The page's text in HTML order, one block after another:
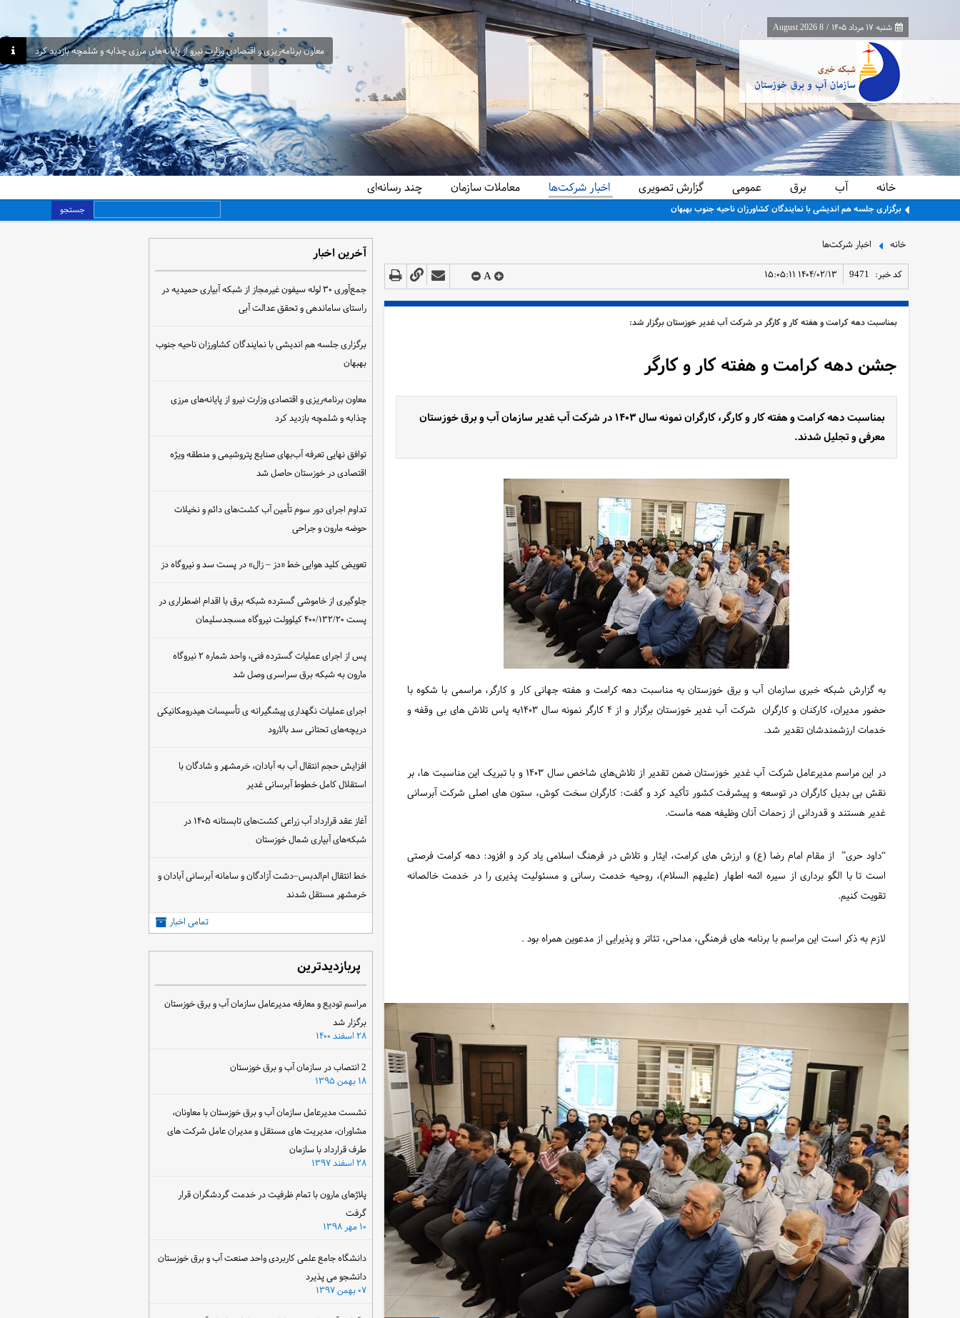
شنبه ۱۷ مرداد ۱۴۰۵ /
8 August 2026
معاون برنامه‌ریزی و اقتصادی وزارت نیرو از پایانه‌های مرزی چذابه و شلمچه بازدید کرد
خانه آب برق عمومی گزارش تصویری اخبار شرکت‌ها معاملات سازمان چند رسانه‌ای
برگزاری جلسه هم اندیشی با نمایندگان کشاورزان ناحیه جنوب بهبهان جستجو
خانه اخبار شرکت‌ها
کد خبر: 9471 ۱۴۰۴/۰۲/۱۳ ۱۵:۰۵:۱۱ A
بمناسبت دهه کرامت و هفته کار و کارگر در شرکت آب غدیر خوزستان برگزار شد:
جشن دهه کرامت و هفته کار و کارگر
بمناسبت دهه کرامت و هفته کار و کارگر، کارگران نمونه سال ۱۴۰۳ در شرکت آب غدیر سازمان آب و برق خوزستان
معرفی و تجلیل شدند.
به گزارش شبکه خبری سازمان آب و برق خوزستان به مناسبت دهه کرامت و هفته جهانی کار و کارگر، مراسمی با شکوه با
حضور مدیران، کارکنان و کارگران شرکت آب غدیر خوزستان برگزار و از ۴ کارگر نمونه سال ۱۴۰۳به پاس تلاش های بی وقفه و
خدمات ارزشمندشان تقدیر شد.
در این مراسم مدیرعامل شرکت آب غدیر خوزستان ضمن تقدیر از تلاش‌های شاخص سال ۱۴۰۳ و با تبریک این مناسبت ها، بر
نقش بی بدیل کارگران در توسعه و پیشرفت کشور تأکید کرد و گفت: کارگران سخت کوش، ستون های اصلی شرکت آبرسانی
غدیر هستند و قدردانی از زحمات آنان وظیفه همه ماست.
“داود حری” از مقام امام رضا (ع) و ارزش های کرامت، ایثار و تلاش در فرهنگ اسلامی یاد کرد و افزود: دهه کرامت فرصتی
است تا با الگو برداری از سیره ائمه اطهار (علیهم السلام)، روحیه خدمت رسانی و مسئولیت پذیری را در خدمت خالصانه
تقویت کنیم.
لازم به ذکر است این مراسم با برنامه های فرهنگی، مداحی، تئاتر و پذیرایی از مدعوین همراه بود .
آخرین اخبار
جمع‌آوری ۳۰ لوله سیفون غیرمجاز از شبکه آبیاری حمیدیه در
راستای ساماندهی و تحقق عدالت آبی
برگزاری جلسه هم اندیشی با نمایندگان کشاورزان ناحیه جنوب
بهبهان
معاون برنامه‌ریزی و اقتصادی وزارت نیرو از پایانه‌های مرزی
چذابه و شلمچه بازدید کرد
توافق نهایی تعرفه آب‌بهای صنایع پتروشیمی و منطقه ویژه
اقتصادی در خوزستان حاصل شد
تداوم اجرای دور سوم تأمین آب کشت‌های دائم و نخیلات
حوضه مارون و جراحی
تعویض کلید هوایی خط «دز – زال» در پست سد و نیروگاه دز
جلوگیری از خاموشی گسترده شبکه برق با اقدام اضطراری در
پست ۴۰۰/۱۳۲/۲۰ کیلوولت نیروگاه مسجدسلیمان
پس از اجرای عملیات گسترده فنی، واحد شماره ۲ نیروگاه
مارون به شبکه برق سراسری وصل شد
اجرای عملیات نگهداری پیشگیرانه ی تأسیسات هیدرومکانیکی
دریچه‌های تحتانی سد بالارود
افزایش حجم انتقال آب به آبادان، خرمشهر و شادگان با
استقلال کامل خطوط آبرسانی غدیر
آغاز عقد قرارداد آب زراعی کشت‌های تابستانه ۱۴۰۵ در
شبکه‌های آبیاری شمال خوزستان
خط انتقال ام‌الدبس–دشت آزادگان و سامانه آبرسانی آبادان و
خرمشهر مستقل شدند
تمامی اخبار
پربازدیدترین
مراسم تودیع و معارفه مدیرعامل سازمان آب و برق خوزستان
برگزار شد
۲۸ اسفند ۱۴۰۰
2 انتصاب در سازمان آب و برق خوزستان
۱۸ بهمن ۱۳۹۵
نشست مدیرعامل سازمان آب و برق خوزستان با معاونان،
مشاوران، مدیریت های مستقل و مدیران عامل شرکت های
طرف قرارداد با سازمان
۲۸ اسفند ۱۳۹۷
پلاژهای مارون با تمام ظرفیت در خدمت گردشگران قرار
گرفت
۱۰ مهر ۱۳۹۸
دانشگاه جامع علمی کاربردی واحد صنعت آب و برق خوزستان
دانشجو می پذیرد
۰۷ بهمن ۱۳۹۷